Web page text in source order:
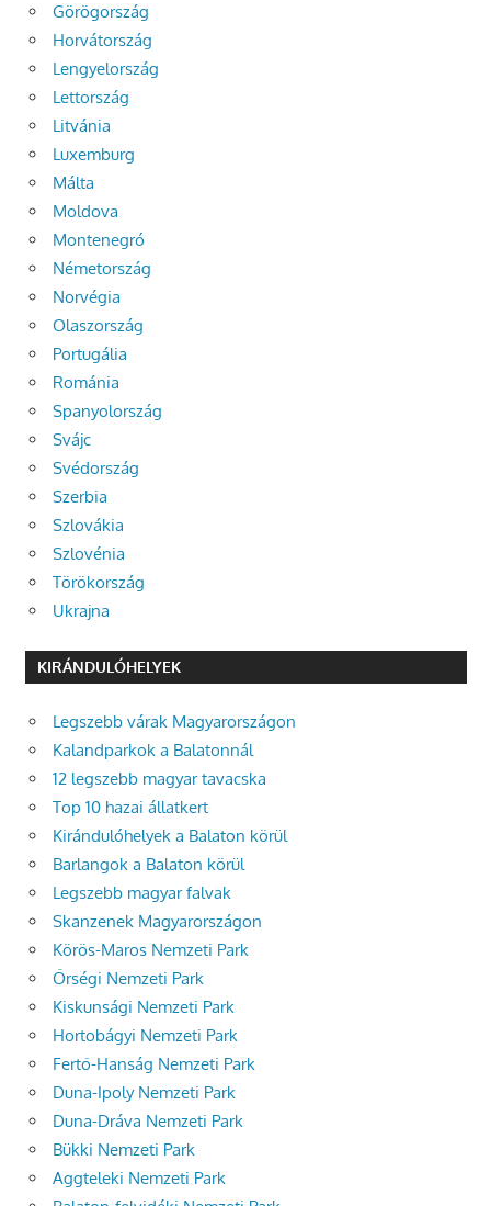
Görögország
Horvátország
Lengyelország
Lettország
Litvánia
Luxemburg
Málta
Moldova
Montenegró
Németország
Norvégia
Olaszország
Portugália
Románia
Spanyolország
Svájc
Svédország
Szerbia
Szlovákia
Szlovénia
Törökország
Ukrajna
KIRÁNDULÓHELYEK
Legszebb várak Magyarországon
Kalandparkok a Balatonnál
12 legszebb magyar tavacska
Top 10 hazai állatkert
Kirándulóhelyek a Balaton körül
Barlangok a Balaton körül
Legszebb magyar falvak
Skanzenek Magyarországon
Körös-Maros Nemzeti Park
Őrségi Nemzeti Park
Kiskunsági Nemzeti Park
Hortobágyi Nemzeti Park
Fertő-Hanság Nemzeti Park
Duna-Ipoly Nemzeti Park
Duna-Dráva Nemzeti Park
Bükki Nemzeti Park
Aggteleki Nemzeti Park